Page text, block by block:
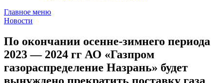
Главное меню
Новости
По окончании осенне-зимнего периода
2023 — 2024 гг АО «Газпром
газораспределение Назрань» будет